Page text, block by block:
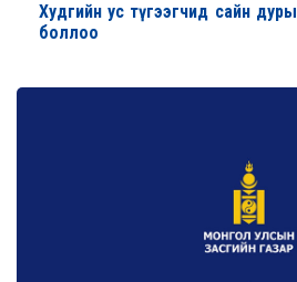
Худгийн ус түгээгчид сайн
боллoo